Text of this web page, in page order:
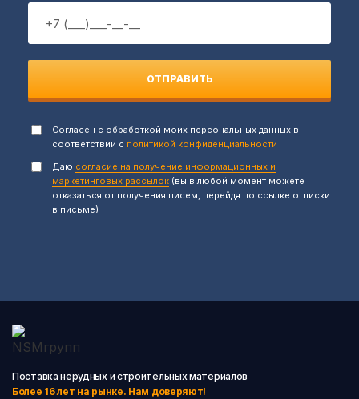
ОТПРАВИТЬ
Согласен с обработкой моих персональных данных в
соответствии с политикой конфиденциальности
Даю согласие на получение информационных и
маркетинговых рассылок (вы в любой момент можете
отказаться от получения писем, перейдя по ссылке отписки
в письме)
Поставка нерудных и строительных материалов
Более 16 лет на рынке. Нам доверяют!